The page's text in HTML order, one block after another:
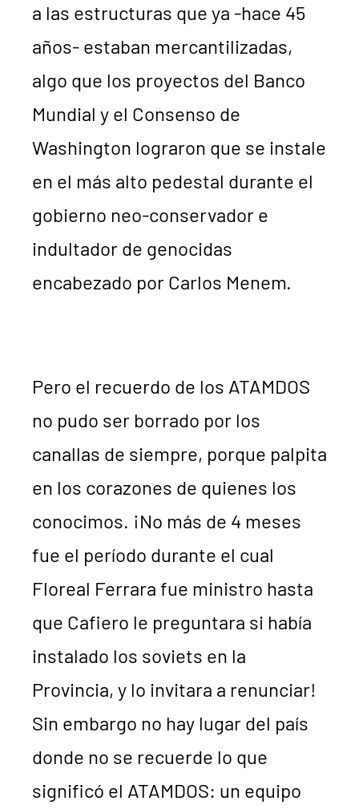
a las estructuras que ya -hace 45
años- estaban mercantilizadas,
algo que los proyectos del Banco
Mundial y el Consenso de
Washington lograron que se instale
en el más alto pedestal durante el
gobierno neo-conservador e
indultador de genocidas
encabezado por Carlos Menem.
Pero el recuerdo de los ATAMDOS
no pudo ser borrado por los
canallas de siempre, porque palpita
en los corazones de quienes los
conocimos. ¡No más de 4 meses
fue el período durante el cual
Floreal Ferrara fue ministro hasta
que Cafiero le preguntara si había
instalado los soviets en la
Provincia, y lo invitara a renunciar!
Sin embargo no hay lugar del país
donde no se recuerde lo que
significó el ATAMDOS: un equipo